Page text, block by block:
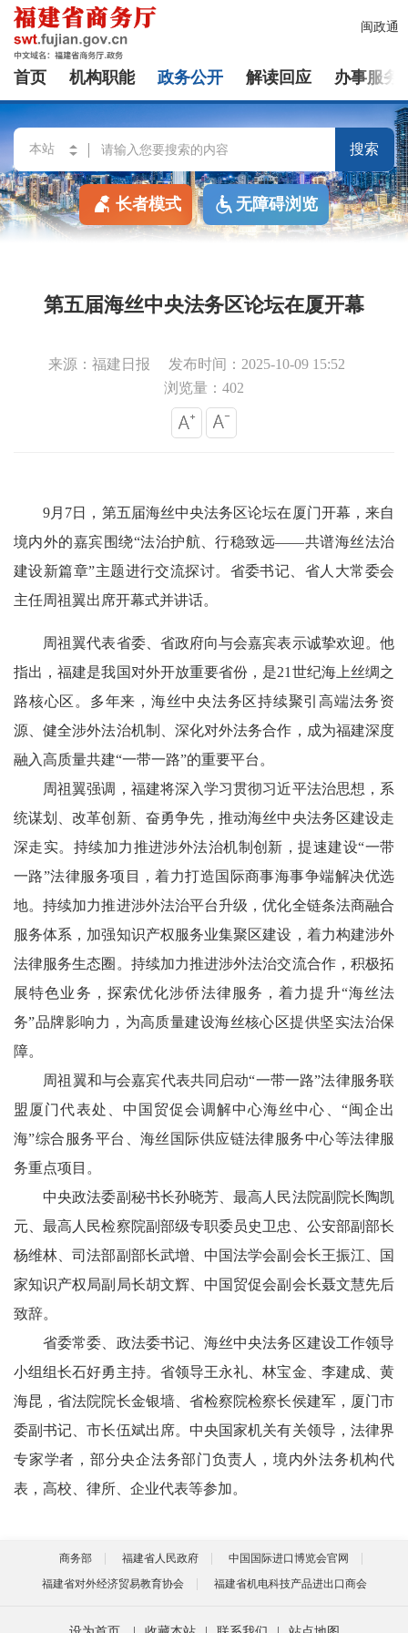
闽政通
首页 机构职能 政务公开 解读回应 办事服务
搜索
长者模式 无障碍浏览
第五届海丝中央法务区论坛在厦开幕
来源：福建日报
发布时间：2025-10-09 15:52
浏览量：402
9月7日，第五届海丝中央法务区论坛在厦门开幕，来自
境内外的嘉宾围绕“法治护航、行稳致远——共谱海丝法治
建设新篇章”主题进行交流探讨。省委书记、省人大常委会
主任周祖翼出席开幕式并讲话。
周祖翼代表省委、省政府向与会嘉宾表示诚挚欢迎。他
指出，福建是我国对外开放重要省份，是21世纪海上丝绸之
路核心区。多年来，海丝中央法务区持续聚引高端法务资
源、健全涉外法治机制、深化对外法务合作，成为福建深度
融入高质量共建“一带一路”的重要平台。
周祖翼强调，福建将深入学习贯彻习近平法治思想，系
统谋划、改革创新、奋勇争先，推动海丝中央法务区建设走
深走实。持续加力推进涉外法治机制创新，提速建设“一带
一路”法律服务项目，着力打造国际商事海事争端解决优选
地。持续加力推进涉外法治平台升级，优化全链条法商融合
服务体系，加强知识产权服务业集聚区建设，着力构建涉外
法律服务生态圈。持续加力推进涉外法治交流合作，积极拓
展特色业务，探索优化涉侨法律服务，着力提升“海丝法
务”品牌影响力，为高质量建设海丝核心区提供坚实法治保
障。
周祖翼和与会嘉宾代表共同启动“一带一路”法律服务联
盟厦门代表处、中国贸促会调解中心海丝中心、“闽企出
海”综合服务平台、海丝国际供应链法律服务中心等法律服
务重点项目。
中央政法委副秘书长孙晓芳、最高人民法院副院长陶凯
元、最高人民检察院副部级专职委员史卫忠、公安部副部长
杨维林、司法部副部长武增、中国法学会副会长王振江、国
家知识产权局副局长胡文辉、中国贸促会副会长聂文慧先后
致辞。
省委常委、政法委书记、海丝中央法务区建设工作领导
小组组长石好勇主持。省领导王永礼、林宝金、李建成、黄
海昆，省法院院长金银墙、省检察院检察长侯建军，厦门市
委副书记、市长伍斌出席。中央国家机关有关领导，法律界
专家学者，部分央企法务部门负责人，境内外法务机构代
表，高校、律所、企业代表等参加。
商务部 福建省人民政府
中国国际进口博览会官网
福建省对外经济贸易教育协会
福建省机电科技产品进出口商会